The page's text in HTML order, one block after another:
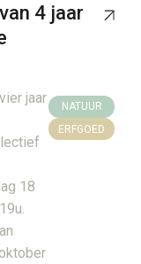
4 jaar
jaar
18
NATUUR
ERFGOED